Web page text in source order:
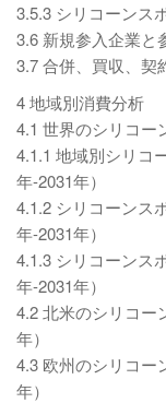
3.5.3 シリコーンス
3.6 新規参入企業と
3.7 合併、買収、契
4 地域別消費分析
4.1 世界のシリコー
4.1.1 地域別シリコ
年-2031年）
4.1.2 シリコーンス
年-2031年）
4.1.3 シリコーンス
年-2031年）
4.2 北米のシリコー
年）
4.3 欧州のシリコー
年）